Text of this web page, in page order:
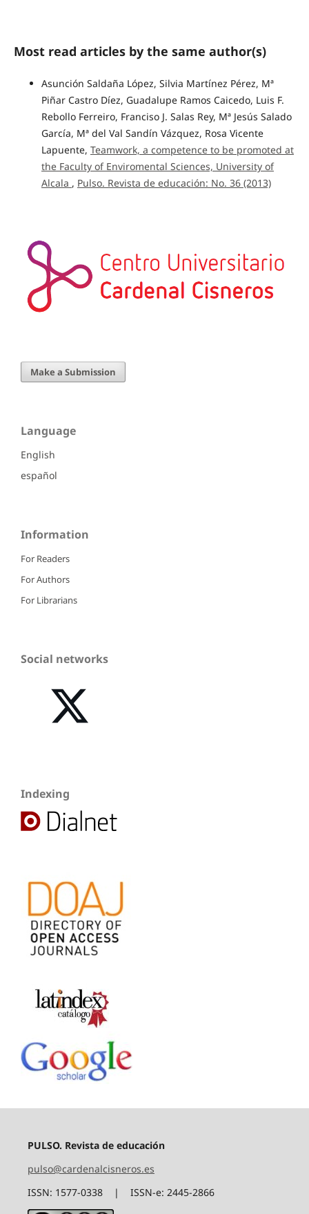
Most read articles by the same author(s)
Asunción Saldaña López, Silvia Martínez Pérez, Mª
Piñar Castro Díez, Guadalupe Ramos Caicedo, Luis F.
Rebollo Ferreiro, Franciso J. Salas Rey, Mª Jesús Salado
García, Mª del Val Sandín Vázquez, Rosa Vicente
Lapuente, Teamwork, a competence to be promoted at
the Faculty of Enviromental Sciences, University of
Alcala , Pulso. Revista de educación: No. 36 (2013)
Make a Submission
Language
English
español
Information
For Readers
For Authors
For Librarians
Social networks
Indexing
PULSO. Revista de educación
pulso@cardenalcisneros.es
ISSN: 1577-0338 | ISSN-e: 2445-2866